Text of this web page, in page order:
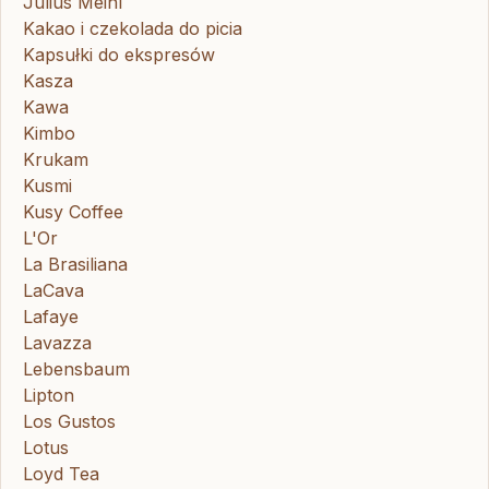
Kakao i czekolada do picia
Kapsułki do ekspresów
Kasza
Kawa
Kimbo
Krukam
Kusmi
Kusy Coffee
L'Or
La Brasiliana
LaCava
Lafaye
Lavazza
Lebensbaum
Lipton
Los Gustos
Lotus
Loyd Tea